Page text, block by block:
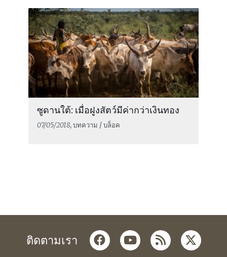
ซูดานใต้: เมื่อฝูงสัตว์มีค่ากว่าเงินทอง
07/05/2018, บทความ / บล็อค
ติดตามเรา facebookyoutube
rss twitter